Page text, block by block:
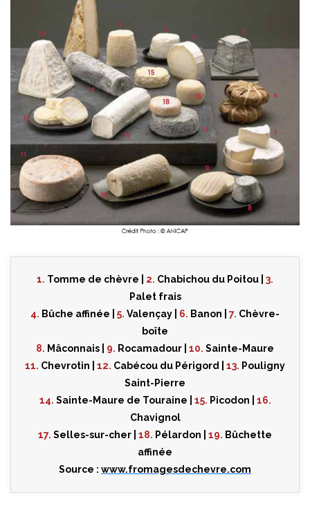
1. Tomme de chèvre | 2. Chabichou du Poitou | 3.
Palet frais
4. Bûche affinée | 5. Valençay | 6. Banon | 7. Chèvre-
boîte
8. Mâconnais | 9. Rocamadour | 10. Sainte-Maure
11. Chevrotin | 12. Cabécou du Périgord | 13. Pouligny
Saint-Pierre
14. Sainte-Maure de Touraine | 15. Picodon | 16.
Chavignol
17. Selles-sur-cher | 18. Pélardon | 19. Bûchette
affinée
Source : www.fromagesdechevre.com